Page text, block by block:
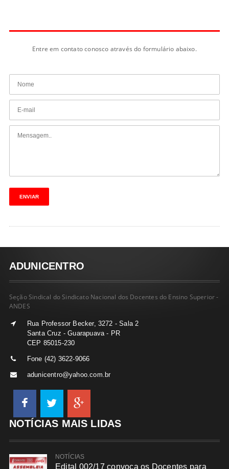
Entre em contato conosco através do formulário abaixo.
ADUNICENTRO
Seção Sindical do Sindicato Nacional dos Docentes do Ensino Superior -
ANDES
Rua Professor Becker, 3272 - Sala 2
Santa Cruz - Guarapuava - PR
CEP 85015-230
Fone (42) 3622-9066
adunicentro@yahoo.com.br
NOTÍCIAS MAIS LIDAS
NOTÍCIAS
Edital 002/17 convoca os Docentes para